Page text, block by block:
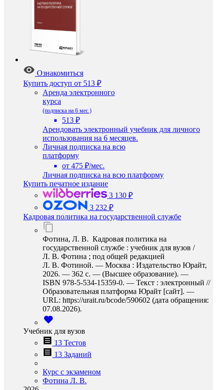
Ознакомиться
Купить доступ от 513 ₽
Аренда электронного
курса
(подписка на 6 мес.)
513 ₽
Арендовать электронный учебник для личного
использования на 6 месяцев.
Личная подписка на всю
платформу
от 475 ₽/мес.
Личная подписка на всю платформу
Купить печатное издание
3 130 ₽
3 232 ₽
Кадровая политика на государственной службе
Фотина, Л. В. Кадровая политика на
государственной службе : учебник для вузов /
Л. В. Фотина ; под общей редакцией
Л. В. Фотиной. — Москва : Издательство Юрайт,
2026. — 362 с. — (Высшее образование). —
ISBN 978-5-534-15359-0. — Текст : электронный //
Образовательная платформа Юрайт [сайт]. —
URL: https://urait.ru/bcode/590602 (дата обращения:
07.08.2026).
Учебник для вузов
13 Тестов
13 Заданий
Курс с экзаменом
Фотина Л. В.